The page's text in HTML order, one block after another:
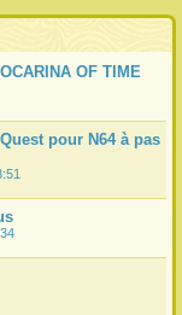
OF TIME
pour N64 à pas